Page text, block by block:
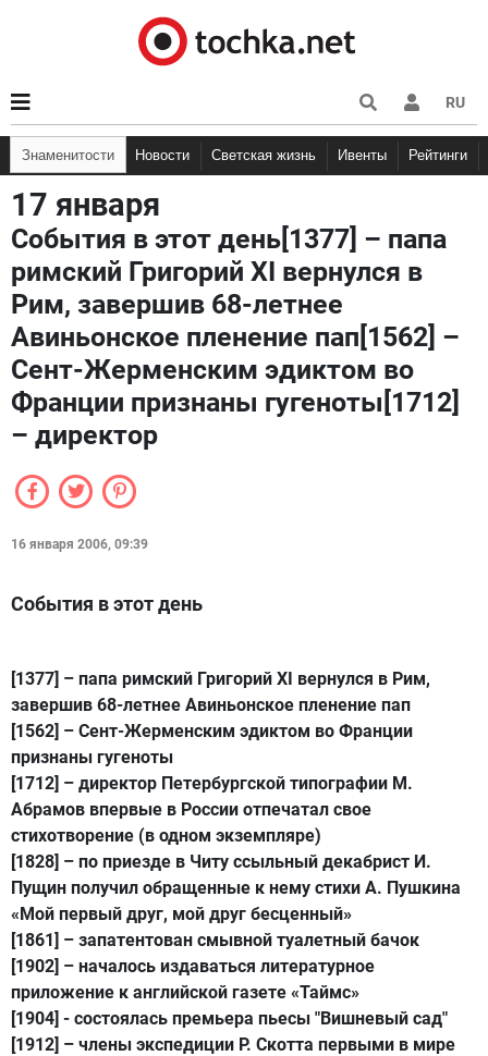
RU
Знаменитости Новости Светская жизнь Ивенты Рейтинги
17 января
События в этот день[1377] – папа
римский Григорий XI вернулся в
Рим, завершив 68-летнее
Авиньонское пленение пап[1562] –
Сент-Жерменским эдиктом во
Франции признаны гугеноты[1712]
– директор
16 января 2006, 09:39
События в этот день
[1377] – папа римский Григорий XI вернулся в Рим,
завершив 68-летнее Авиньонское пленение пап
[1562] – Сент-Жерменским эдиктом во Франции
признаны гугеноты
[1712] – директор Петербургской типографии М.
Абрамов впервые в России отпечатал свое
стихотворение (в одном экземпляре)
[1828] – по приезде в Читу ссыльный декабрист И.
Пущин получил обращенные к нему стихи А. Пушкина
«Мой первый друг, мой друг бесценный»
[1861] – запатентован смывной туалетный бачок
[1902] – началось издаваться литературное
приложение к английской газете «Таймс»
[1904] - cостоялась премьера пьесы "Вишневый сад"
[1912] – члены экспедиции Р. Скотта первыми в мире